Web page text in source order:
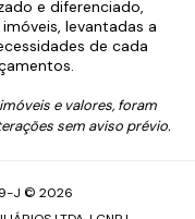
e diferenciado,
levantadas a
de cada
e valores, foram
sem aviso prévio.
J © 2026